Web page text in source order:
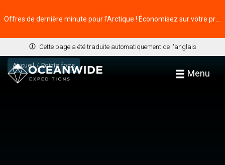
Cette page a été traduite automatiquement de l'anglais
Menu
Accueil Points forts